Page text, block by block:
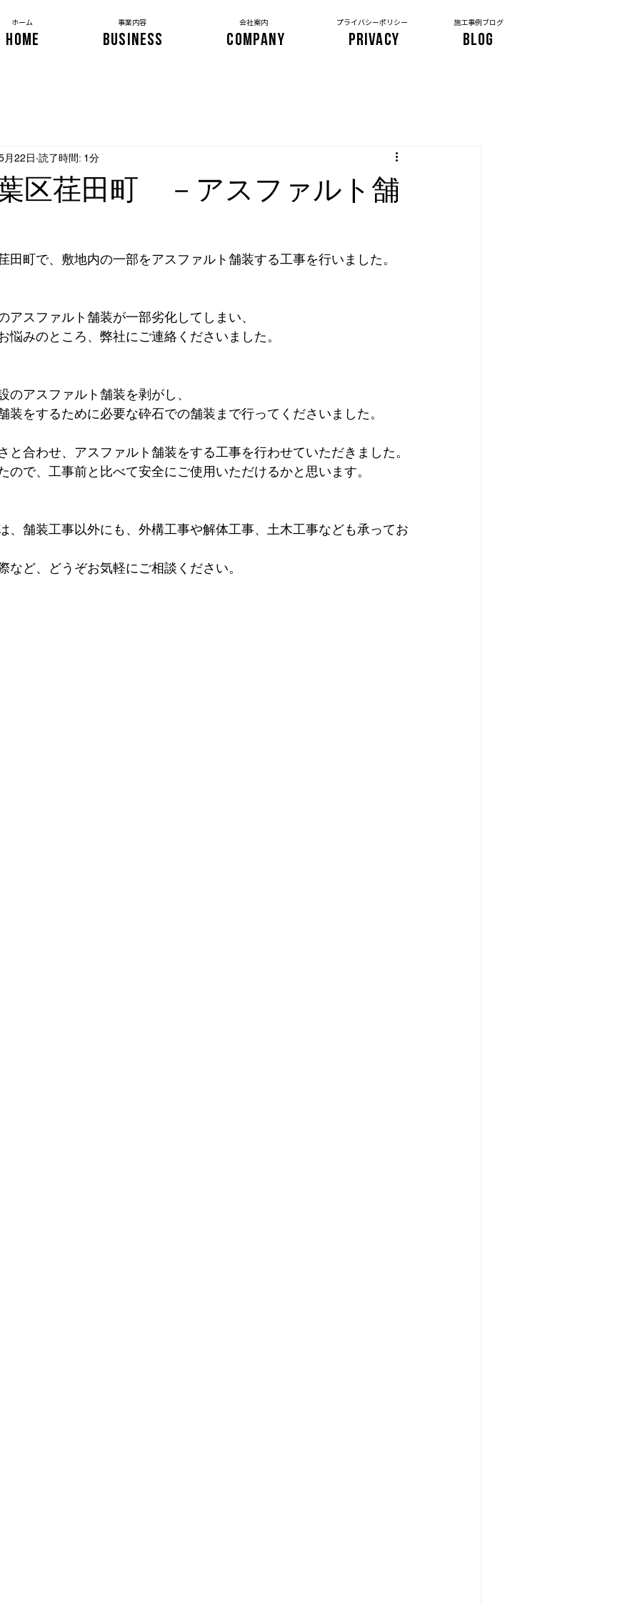
HOME BUSINESS COMPANY PRIVACY BLOG
​ホーム 事業内容 会社案内 プライバシーポリシー 施工事例ブログ
区荏田町 －アスファルト舗
月22日 読了時間: 1分
田町で、敷地内の一部をアスファルト舗装する工事を行いました。
アスファルト舗装が一部劣化してしまい、
悩みのところ、弊社にご連絡くださいました。
のアスファルト舗装を剥がし、
装をするために必要な砕石での舗装まで行ってくださいました。
と合わせ、アスファルト舗装をする工事を行わせていただきました。
ので、工事前と比べて安全にご使用いただけるかと思います。
、舗装工事以外にも、外構工事や解体工事、土木工事なども承ってお
など、どうぞお気軽にご相談ください。